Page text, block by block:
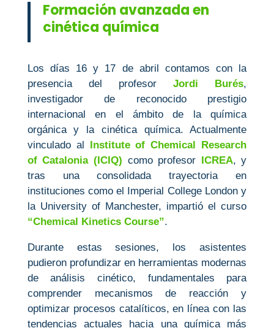
Formación avanzada en
cinética química
Los días 16 y 17 de abril contamos con la
presencia del profesorJordi Burés,
investigador de reconocido prestigio
internacional en el ámbito de la química
orgánica y la cinética química. Actualmente
vinculado al Institute of Chemical Research
of Catalonia (ICIQ) como profesor ICREA, y
tras una consolidada trayectoria en
instituciones como el Imperial College London y
la University of Manchester, impartió el curso
“Chemical Kinetics Course”.
Durante estas sesiones, los asistentes
pudieron profundizar en herramientas modernas
de análisis cinético, fundamentales para
comprender mecanismos de reacción y
optimizar procesos catalíticos, en línea con las
tendencias actuales hacia una química más